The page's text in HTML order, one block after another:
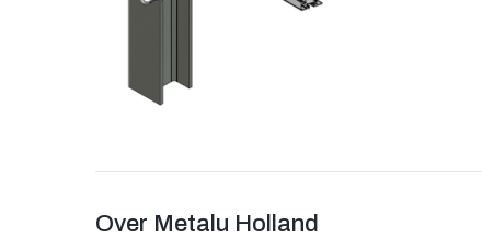
Over Metalu Holland